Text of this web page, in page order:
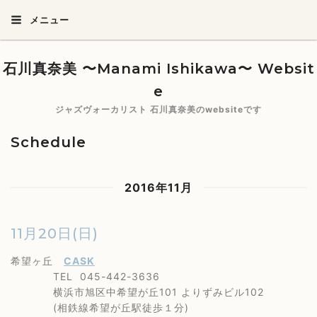
メニュー
石川真奈美 〜Manami Ishikawa〜 Websit
e
ジャズヴォーカリスト 石川真奈美のwebsiteです
Schedule
2016年11月
11月20日(日)
希望ヶ丘 CASK
TEL 045-442-3636
横浜市旭区中希望が丘101 よりずみビル102
(相鉄線希望が丘駅徒歩１分)